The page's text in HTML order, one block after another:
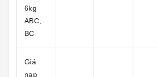
6kg
ABC,
BC
Giá
nạp